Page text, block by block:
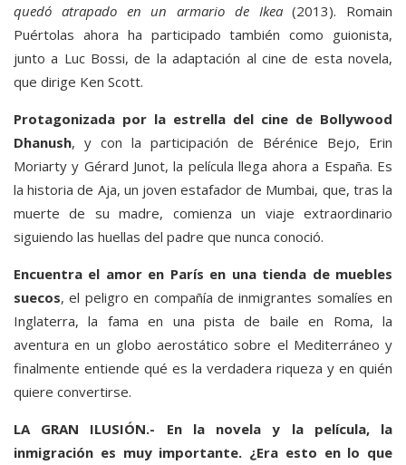
quedó atrapado en un armario de Ikea(2013). Romain
Puértolas ahora ha participado también como guionista,
junto a Luc Bossi, de la adaptación al cine de esta novela,
que dirige Ken Scott.
Protagonizada por la estrella del cine de Bollywood
Dhanush, y con la participación de Bérénice Bejo, Erin
Moriarty y Gérard Junot, la película llega ahora a España. Es
la historia de Aja, un joven estafador de Mumbai, que, tras la
muerte de su madre, comienza un viaje extraordinario
siguiendo las huellas del padre que nunca conoció.
Encuentra el amor en París en una tienda de muebles
suecos, el peligro en compañía de inmigrantes somalíes en
Inglaterra, la fama en una pista de baile en Roma, la
aventura en un globo aerostático sobre el Mediterráneo y
finalmente entiende qué es la verdadera riqueza y en quién
quiere convertirse.
LA GRAN ILUSIÓN.-
En la novela y la película, la
inmigración es muy importante. ¿Era esto en lo que